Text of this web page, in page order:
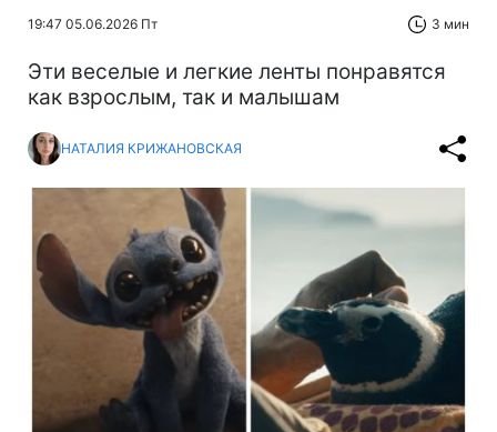
19:47 05.06.2026 Пт 3 мин
Эти веселые и легкие ленты понравятся
как взрослым, так и малышам
НАТАЛИЯ КРИЖАНОВСКАЯ